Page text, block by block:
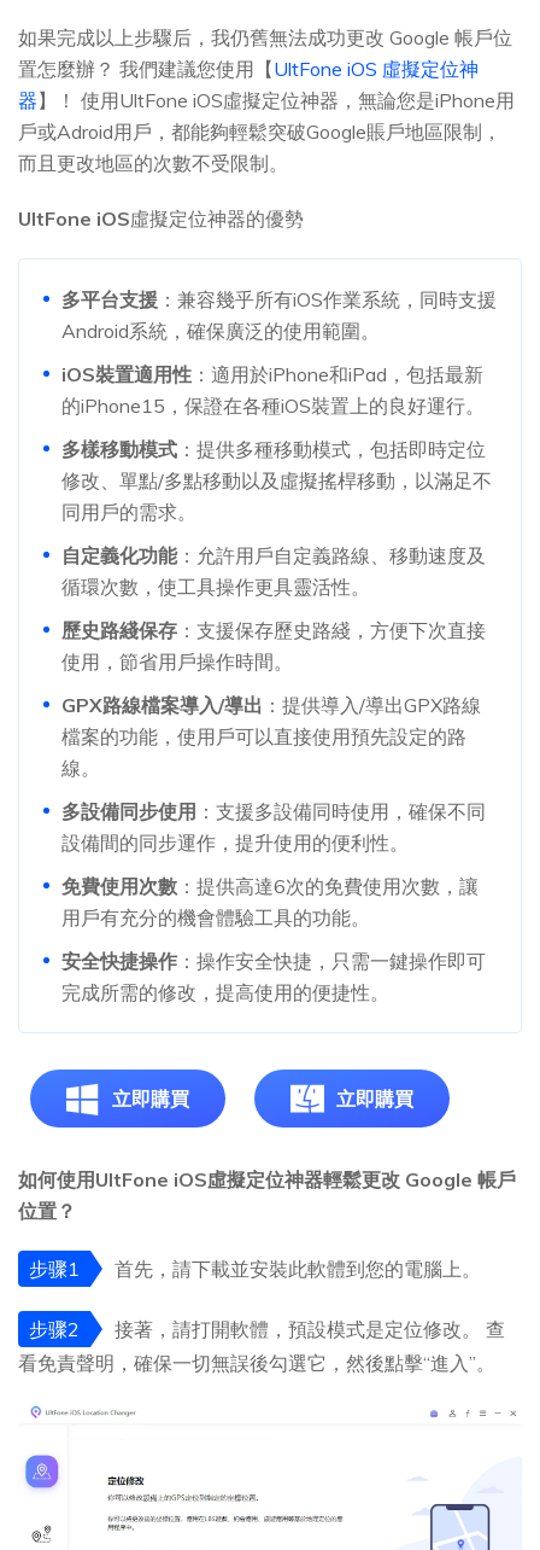
如果完成以上步驟后，我仍舊無法成功更改 Google 帳戶位
置怎麼辦？ 我們建議您使用【UltFone iOS 虛擬定位神
器】！ 使用UltFone iOS虛擬定位神器，無論您是iPhone用
戶或Adroid用戶，都能夠輕鬆突破Google賬戶地區限制，
而且更改地區的次數不受限制。
UltFone iOS虛擬定位神器的優勢
多平台支援 ：兼容幾乎所有iOS作業系統，同時支援
Android系統，確保廣泛的使用範圍。
iOS裝置適用性 ：適用於iPhone和iPad，包括最新
的iPhone15，保證在各種iOS裝置上的良好運行。
多樣移動模式 ：提供多種移動模式，包括即時定位
修改、單點/多點移動以及虛擬搖桿移動，以滿足不
同用戶的需求。
自定義化功能：允許用戶自定義路線、移動速度及
循環次數，使工具操作更具靈活性。
歷史路綫保存 ：支援保存歷史路綫，方便下次直接
使用，節省用戶操作時間。
GPX路線檔案導入/導出 ：提供導入/導出GPX路線
檔案的功能，使用戶可以直接使用預先設定的路
線。
多設備同步使用 ：支援多設備同時使用，確保不同
設備間的同步運作，提升使用的便利性。
免費使用次數 ：提供高達6次的免費使用次數，讓
用戶有充分的機會體驗工具的功能。
安全快捷操作 ：操作安全快捷，只需一鍵操作即可
完成所需的修改，提高使用的便捷性。
立即購買 立即購買
如何使用UltFone iOS虛擬定位神器輕鬆更改 Google 帳戶
位置？
步骤1 首先，請下載並安裝此軟體到您的電腦上。
步骤2
接著，請打開軟體，預設模式是定位修改。 查
看免責聲明，確保一切無誤後勾選它，然後點擊“進入”。